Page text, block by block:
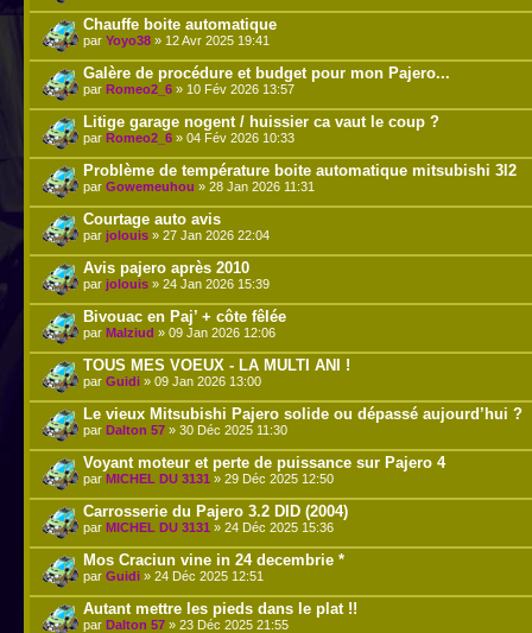
Chauffe boite automatique
par Yoyo38 » 12 Avr 2025 19:41
Galère de procédure et budget pour mon Pajero...
par Romeo2_6 » 10 Fév 2026 13:57
Litige garage nogent / huissier ca vaut le coup ?
par Romeo2_6 » 04 Fév 2026 10:33
Problème de température boite automatique mitsubishi 3l2
par Gowemeuhou » 28 Jan 2026 11:31
Courtage auto avis
par jolouis » 27 Jan 2026 22:04
Avis pajero après 2010
par jolouis » 24 Jan 2026 15:39
Bivouac en Paj’ + côte fêlée
par Malziud » 09 Jan 2026 12:06
TOUS MES VOEUX - LA MULTI ANI !
par Guidi » 09 Jan 2026 13:00
Le vieux Mitsubishi Pajero solide ou dépassé aujourd’hui ?
par Dalton 57 » 30 Déc 2025 11:30
Voyant moteur et perte de puissance sur Pajero 4
par MICHEL DU 3131 » 29 Déc 2025 12:50
Carrosserie du Pajero 3.2 DID (2004)
par MICHEL DU 3131 » 24 Déc 2025 15:36
Mos Craciun vine in 24 decembrie *
par Guidi » 24 Déc 2025 12:51
Autant mettre les pieds dans le plat !!
par Dalton 57 » 23 Déc 2025 21:55